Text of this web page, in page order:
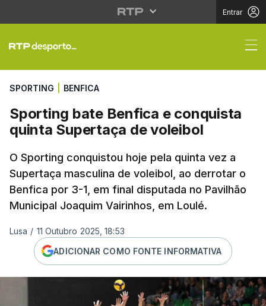
Entrar
Sporting bate Benfica
SPORTING BENFICA
Sporting bate Benfica e conquista
quinta Supertaça de voleibol
O Sporting conquistou hoje pela quinta vez a
Supertaça masculina de voleibol, ao derrotar o
Benfica por 3-1, em final disputada no Pavilhão
Municipal Joaquim Vairinhos, em Loulé.
Lusa / 11 Outubro 2025, 18:53
ADICIONAR COMO FONTE INFORMATIVA